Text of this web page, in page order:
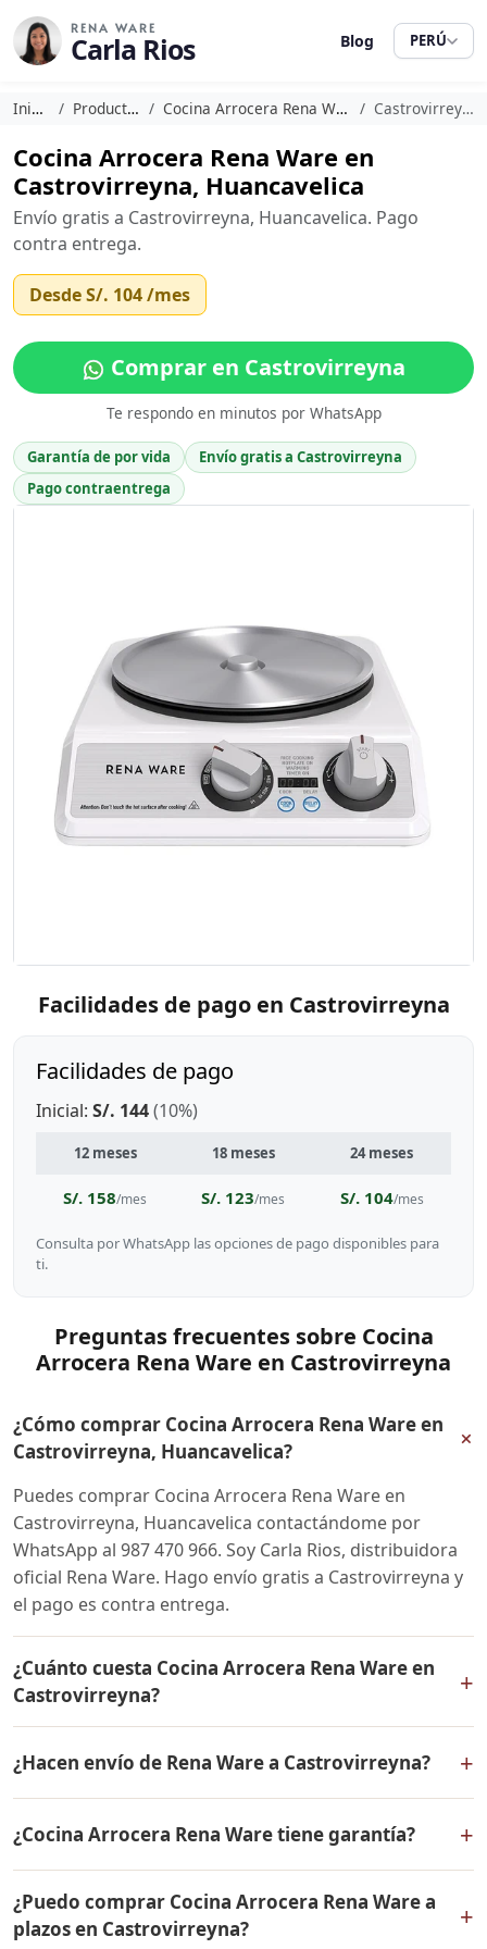
RENA WARE
Carla Rios Blog PERÚ
Inicio Productos Cocina Arrocera Rena Ware Castrovirreyna
Cocina Arrocera Rena Ware en
Castrovirreyna, Huancavelica
Envío gratis a Castrovirreyna, Huancavelica. Pago
contra entrega.
DesdeS/. 104/mes
Comprar en Castrovirreyna
Te respondo en minutos por WhatsApp
Garantía de por vida
Envío gratis a Castrovirreyna
Pago contraentrega
Facilidades de pago en Castrovirreyna
Facilidades de pago
Inicial: S/. 144(10%)
12 meses 18 meses 24 meses
S/. 158/mes S/. 123/mes S/. 104/mes
Consulta por WhatsApp las opciones de pago disponibles para
ti.
Preguntas frecuentes sobre Cocina
Arrocera Rena Ware en Castrovirreyna
¿Cómo comprar Cocina Arrocera Rena Ware en
Castrovirreyna, Huancavelica?
+
Puedes comprar Cocina Arrocera Rena Ware en
Castrovirreyna, Huancavelica contactándome por
WhatsApp al 987 470 966. Soy Carla Rios, distribuidora
oficial Rena Ware. Hago envío gratis a Castrovirreyna y
el pago es contra entrega.
¿Cuánto cuesta Cocina Arrocera Rena Ware en
Castrovirreyna?
+
todo el Perú. Contáctame por WhatsApp para conocer
el precio actual, promociones disponibles y facilidades
de pago en cuotas desde el 10% de inicial.
¿Hacen envío de Rena Ware a Castrovirreyna? +
a Castrovirreyna, Huancavelica y a todo el Perú. El pago
es contra entrega.
¿Cocina Arrocera Rena Ware tiene garantía? +
vida contra defectos de fabricación. Todos los
productos Rena Ware están fabricados en acero
¿Puedo comprar Cocina Arrocera Rena Ware a
plazos en Castrovirreyna?
+